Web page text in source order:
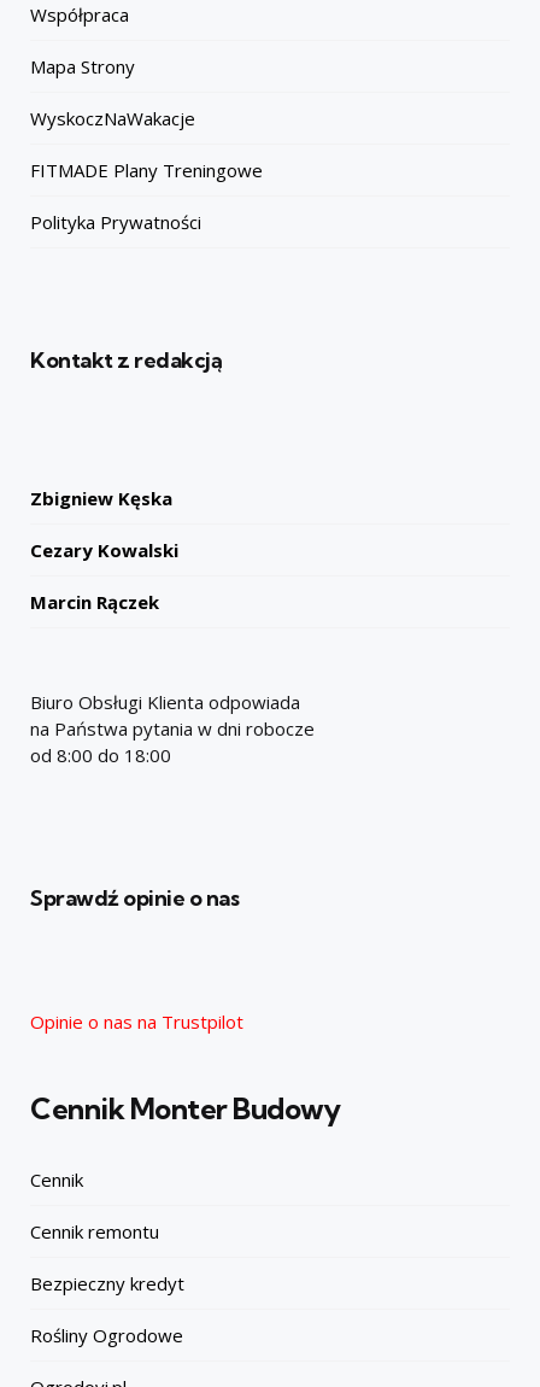
Współpraca
Mapa Strony
WyskoczNaWakacje
FITMADE Plany Treningowe
Polityka Prywatności
Kontakt z redakcją
Zbigniew Kęska
Cezary Kowalski
Marcin Rączek
Biuro Obsługi Klienta odpowiada
na Państwa pytania w dni robocze
od 8:00 do 18:00
Sprawdź opinie o nas
Opinie o nas na Trustpilot
Cennik Monter Budowy
Cennik
Cennik remontu
Bezpieczny kredyt
Rośliny Ogrodowe